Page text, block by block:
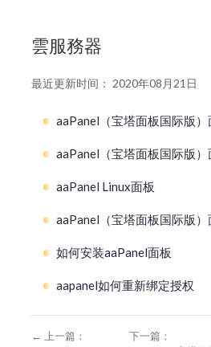
雲服務器
最近更新时间： 2020年08月21日
aaPanel（宝塔面板国际版
aaPanel（宝塔面板国际版
aaPanel Linux面板
aaPanel（宝塔面板国际版
如何安装aaPanel面板
aapanel如何重新绑定授权
← 上一篇：
下一篇：